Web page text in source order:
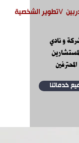
تطوير الشخصية
و نادي
المحترفين
خدماتنا